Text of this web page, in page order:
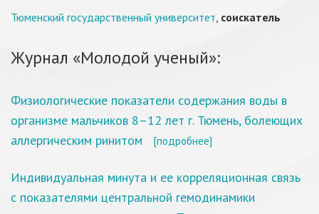
Тюменский государственный университет, соискатель
Журнал «Молодой ученый»:
Физиологические показатели содержания воды в
организме мальчиков 8–12 лет г. Тюмень, болеющих
аллергическим ринитом
[подробнее]
Индивидуальная минута и ее корреляционная связь
с показателями центральной гемодинамики